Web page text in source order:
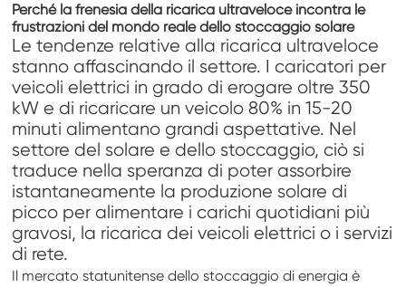
Perché la frenesia della ricarica ultraveloce incontra le
frustrazioni del mondo reale dello stoccaggio solare
Le tendenze relative alla ricarica ultraveloce
stanno affascinando il settore. I caricatori per
veicoli elettrici in grado di erogare oltre 350
kW e di ricaricare un veicolo 80% in 15-20
minuti alimentano grandi aspettative. Nel
settore del solare e dello stoccaggio, ciò si
traduce nella speranza di poter assorbire
istantaneamente la produzione solare di
picco per alimentare i carichi quotidiani più
gravosi, la ricarica dei veicoli elettrici o i servizi
di rete.
Il mercato statunitense dello stoccaggio di energia è